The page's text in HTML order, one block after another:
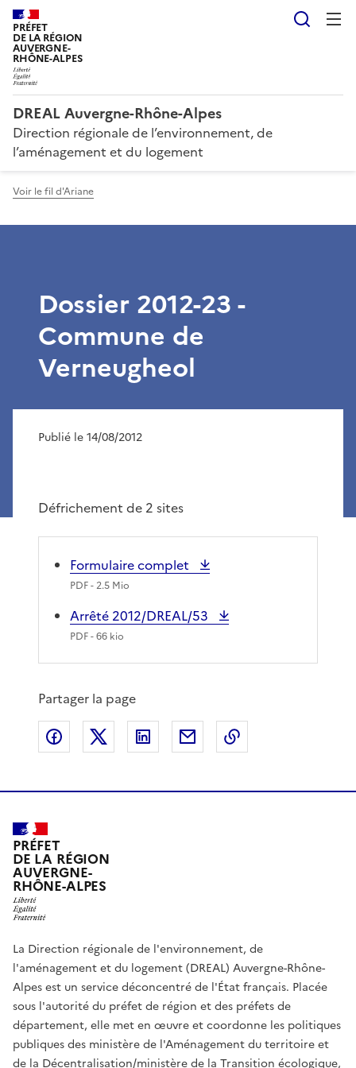
PRÉFET
DE LA RÉGION
AUVERGNE-
RHÔNE-ALPES
DREAL Auvergne-Rhône-Alpes
Direction régionale de l’environnement, de
l’aménagement et du logement
Voir le fil d'Ariane
Dossier 2012-23 -
Commune de
Verneugheol
Publié le 14/08/2012
Défrichement de 2 sites
Formulaire complet
PDF- 2.5 Mio
Arrêté 2012/DREAL/53
PDF- 66 kio
Partager la page
Partager sur Facebook
Partager sur XPartager sur LinkedIn
Partager par email
PRÉFET
DE LA RÉGION
AUVERGNE-
RHÔNE-ALPES
La Direction régionale de l'environnement, de
l'aménagement et du logement (DREAL) Auvergne-Rhône-
Alpes est un service déconcentré de l'État français. Placée
sous l'autorité du préfet de région et des préfets de
département, elle met en œuvre et coordonne les politiques
publiques des ministère de l'Aménagement du territoire et
de la Décentralisation/ministère de la Transition écologique,